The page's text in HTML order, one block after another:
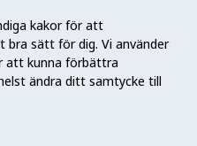
kakor för att
bra sätt för dig. Vi använder
att kunna förbättra
ändra ditt samtycke till
är en nationell
för en bättre
genom att